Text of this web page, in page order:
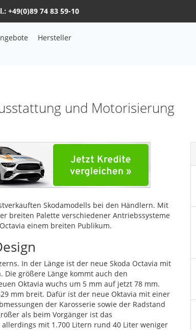
+49(0)89 74 83 59-10
Hersteller
und Motorisierung
Skodamodells bei den Händlern. Mit
breiten Palette verschiedener Antriebssysteme
einem breiten Publikum.
In der Länge ist der neue Skoda Octavia mit
Die größere Länge kommt auch den
Oktavia wuchs um 5 mm auf jetzt 78 mm.
mm breit. Dafür ist der neue Oktavia mit einer
der Karosserie sowie der Radstand
als beim Vorgänger ist das
mit 1.700 Litern rund 40 Liter weniger
Fragen, oder benötigen Hilfe?
Konfigurator
Hersteller
Kontakt